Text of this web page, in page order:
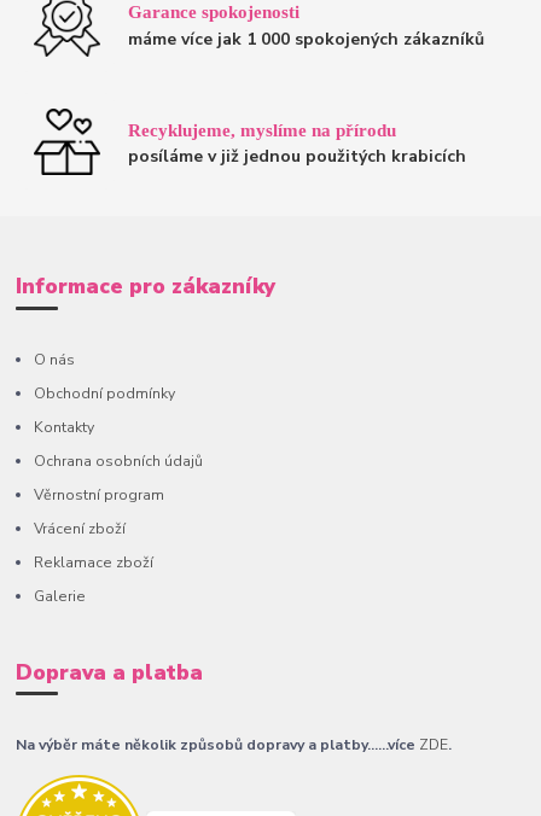
Garance spokojenosti
máme více jak 1 000 spokojených zákazníků
Recyklujeme, myslíme na přírodu
posíláme v již jednou použitých krabicích
Informace pro zákazníky
O nás
Obchodní podmínky
Kontakty
Ochrana osobních údajů
Věrnostní program
Vrácení zboží
Reklamace zboží
Galerie
Doprava a platba
Na výběr máte několik způsobů dopravy a platby......více ZDE.